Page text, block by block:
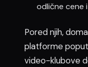
odlične cene
Pored njih,
platforme
video-klubove